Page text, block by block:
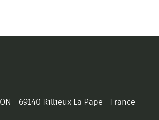
- 69140 Rillieux La Pape - France